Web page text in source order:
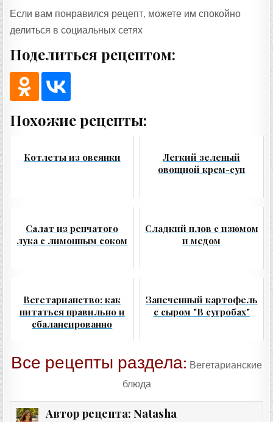
Если вам понравился рецепт, можете им спокойно
делиться в социальных сетях
Поделиться рецептом:
Похожие рецепты:
Котлеты из овсянки
Легкий зеленый
овощной крем-суп
Салат из репчатого
лука с лимонным соком
Cладкий плов с изюмом
и медом
Вегетарианство: как
питаться правильно и
сбалансированно
Запеченный картофель
с сыром "В сугробах"
Все рецепты раздела: Вегетарианские
блюда
Автор рецепта: Natasha